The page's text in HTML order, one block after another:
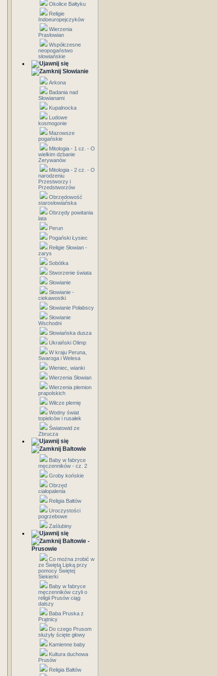
Okolice Bałtyku
Religie
Indoeuropejczyków
Wierzenia
Prasłowian
Współczesne
neopogaństwo
słowiańskie
Słowianie
Arkona
Badania nad
Słowianami
Kupalnocka
Ludowe
kosmogonie
Mazowsze
pogańskie
Mitologia - 1 cz. - O
wielkim dzbanie
Zerywanów
Mitologia - 2 cz. - O
narodzeniu
Przestworzy i
Przedstworzów
Obrzędowość
starosłowiańska
Obrzędy powitania
lata
Perun
Pogański Łysiec
Religie Słowian -
zarys
Sobótka
Stworzenie świata
Słowianie
Słowianie -
ciekawostki
Słowianie Połabscy
Słowianie
Wschodni
Słowiańska dusza
Ukraiński Olimp
W kraju Peruna,
Swaroga i Welesa
Wieniec, wianki
Wierzenia Słowian
Wierzenia plemion
prapolskich
Wilcze plemię
Wodny świat
topielców i rusałek
Światowid ze
Zbrucza
Bałtowie
Baby w fabryce
męczenników - cz. 2
Groby końskie
Obrzęd
ciałopalenia
Religia Bałtów
Uroczystości
pogrzebowe
Zaślubiny
Bałtowie -
Prusowie
Co można zrobić w
ze Świętą Lipką przy
pomocy Świętej
Siekierki
Baby w fabryce
męczenników czyli o
religii Prusów ciąg
dalszy
Baba Pruska z
Prątnicy
Do czego Prusom
służyły ścięte głowy
Kamienne baby
Kultura duchowa
Prusów
Religia Bałtów